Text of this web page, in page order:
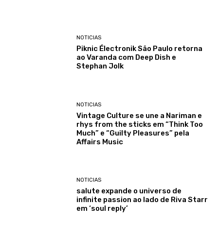
NOTICIAS
Piknic Électronik São Paulo retorna
ao Varanda com Deep Dish e
Stephan Jolk
NOTICIAS
Vintage Culture se une a Nariman e
rhys from the sticks em “Think Too
Much” e “Guilty Pleasures” pela
Affairs Music
NOTICIAS
salute expande o universo de
infinite passion ao lado de Riva Starr
em ‘soul reply’